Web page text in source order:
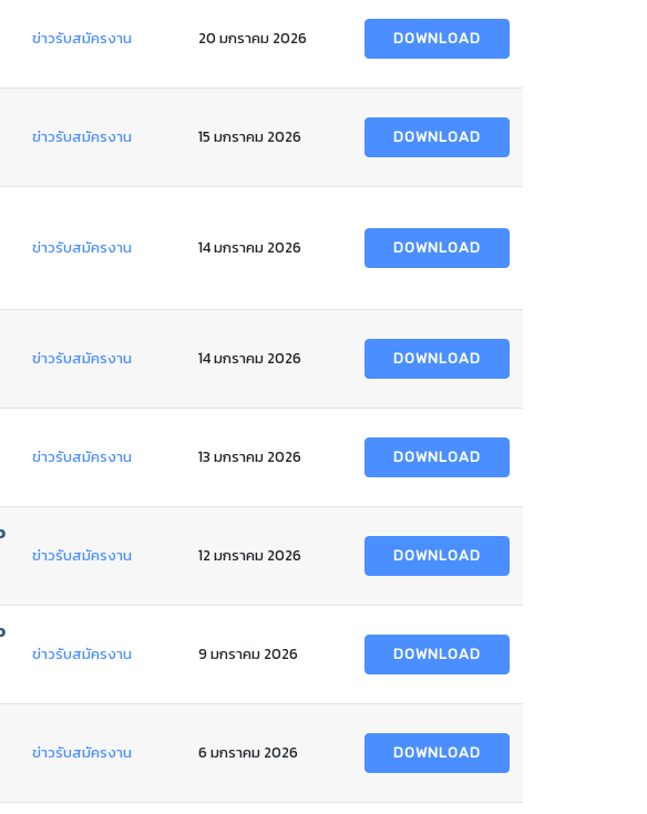
ข่าวรับสมัครงาน 20 มกราคม 2026 DOWNLOAD
ข่าวรับสมัครงาน 15 มกราคม 2026 DOWNLOAD
ข่าวรับสมัครงาน 14 มกราคม 2026 DOWNLOAD
ข่าวรับสมัครงาน 14 มกราคม 2026 DOWNLOAD
ข่าวรับสมัครงาน 13 มกราคม 2026 DOWNLOAD
ข่าวรับสมัครงาน 12 มกราคม 2026 DOWNLOAD
ข่าวรับสมัครงาน 9 มกราคม 2026 DOWNLOAD
ข่าวรับสมัครงาน 6 มกราคม 2026 DOWNLOAD